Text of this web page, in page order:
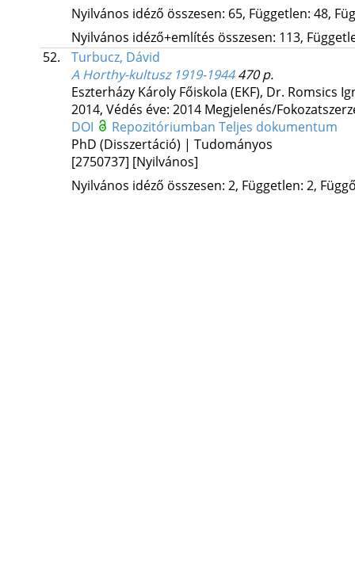
Nyilvános idéző összesen: 65, Független: 48,
Nyilvános idéző+említés összesen: 113,
52.
Turbucz, Dávid
A Horthy-kultusz 1919-1944470 p.
Eszterházy Károly Főiskola (EKF), Dr. Romsics
2014, Védés éve: 2014 Megjelenés/
DOI
Repozitóriumban Teljes dokumentum
PhD (Disszertáció) | Tudományos
[2750737] [Nyilvános]
Nyilvános idéző összesen: 2, Független: 2,